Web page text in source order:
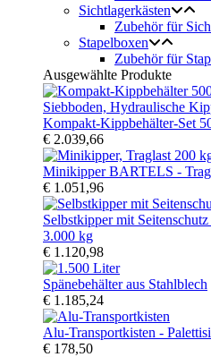
Sichtlagerkästen
Zubehör für
Stapelboxen
Zubehör für
Ausgewählte Produkte
Kompakt-Kippbehälter-Set
€ 2.039,66
Minikipper BARTELS -
€ 1.051,96
Selbstkipper mit
3.000 kg
€ 1.120,98
Spänebehälter aus Stahlblech
€ 1.185,24
Alu-Transportkisten -
€ 178,50